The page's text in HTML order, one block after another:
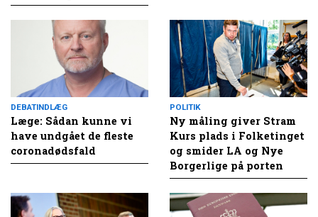
DEBATINDLÆG
Læge: Sådan kunne vi
have undgået de fleste
coronadødsfald
POLITIK
Ny måling giver Stram
Kurs plads i Folketinget
og smider LA og Nye
Borgerlige på porten